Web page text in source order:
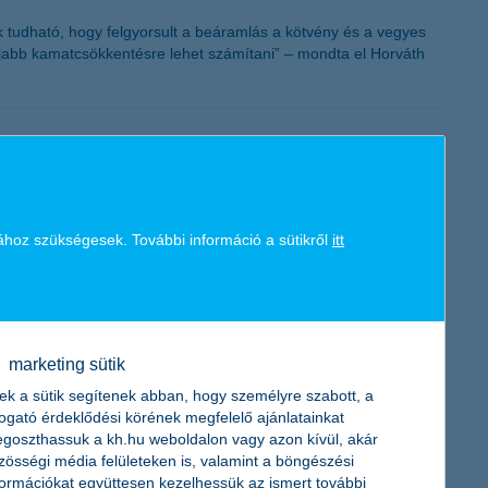
hogy felgyorsult a beáramlás a kötvény és a vegyes
kamatcsökkentésre lehet számítani” – mondta el Horváth
Hodina Péter, a K&H Vállalati ügyfélkapcsolatok
jó évet zárt az ágazat, nemzetgazdasági szinten is
hatása, és egy új egyensúlyi helyzet van kialakulóban
szükségesek. További információ a sütikről itt
marketing sütik
a sütik segítenek abban, hogy személyre szabott, a
érdeklődési körének megfelelő ajánlatainkat
a kh.hu weboldalon vagy azon kívül, akár
média felületeken is, valamint a böngészési
együttesen kezelhessük az ismert további